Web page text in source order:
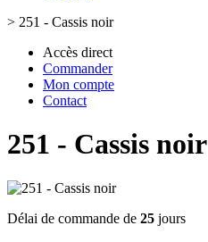
> 251 - Cassis noir
Accès direct
Commander
Mon compte
Contact
251 - Cassis noir
Délai de commande de 25 jours